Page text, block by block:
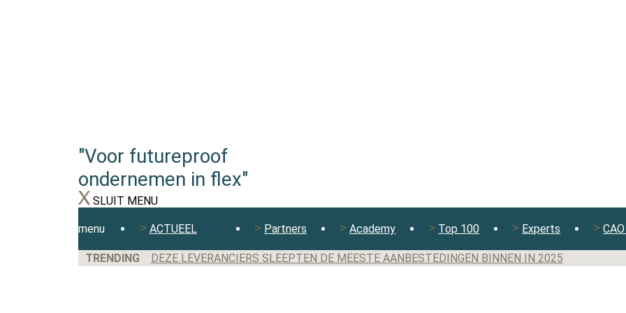
"Voor futureproof
ondernemen in flex"
SLUIT MENU
menu ACTUEEL Partners Academy Top 100 Experts
TRENDING DEZE LEVERANCIERS SLEEPTEN DE MEESTE AANBESTEDINGEN BINNEN IN 2025